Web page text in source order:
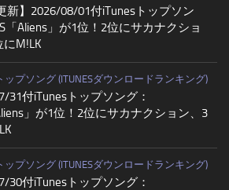
新】2026/08/01付iTunesトップソン
「Aliens」が1位！2位にサカナクショ
にM!LK
ップソング (ITUNESダウンロードランキング)
31付iTunesトップソング：
」が1位！2位にサカナクション、3
ップソング (ITUNESダウンロードランキング)
30付iTunesトップソング：